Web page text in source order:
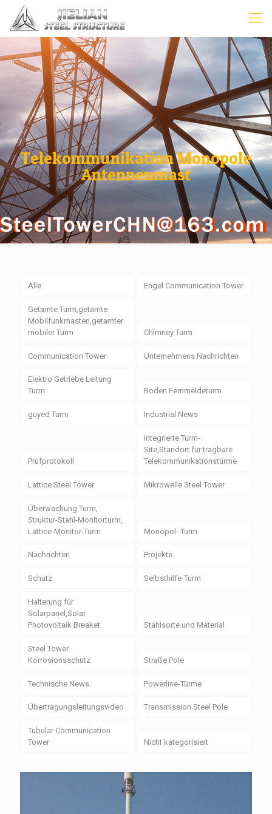
Telekommunikation Monopole
Antennenmast
Alle Engel Communication Tower
Getarnte Turm,getarnte
Mobilfunkmasten,getarnter
mobiler Turm
Chimney Turm
Communication Tower Unternehmens Nachrichten
Elektro Getriebe Leitung
Turm
Boden Fernmeldeturm
guyed Turm Industrial News
Prüfprotokoll
Integrierte Turm-
Site,Standort für tragbare
Telekommunikationstürme
Lattice Steel Tower Mikrowelle Steel Tower
Überwachung Turm,
Struktur-Stahl-Monitorturm,
Lattice-Monitor-Turm
Monopol- Turm
Nachrichten Projekte
Schutz Selbsthilfe-Turm
Halterung für
Solarpanel,Solar
Photovoltaik Breaket
Stahlsorte und Material
Steel Tower
Korrosionsschutz
Straße Pole
Technische News Powerline-Türme
Übertragungsleitungsvideo Transmission Steel Pole
Tubular Communication
Tower
Nicht kategorisiert